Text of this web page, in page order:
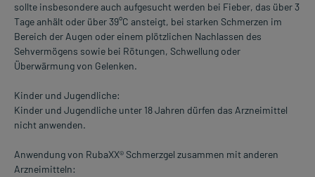
sollte insbesondere auch aufgesucht werden bei Fieber, das über 3
Tage anhält oder über 39°C ansteigt, bei starken Schmerzen im
Bereich der Augen oder einem plötzlichen Nachlassen des
Sehvermögens sowie bei Rötungen, Schwellung oder
Überwärmung von Gelenken.
Kinder und Jugendliche:
Kinder und Jugendliche unter 18 Jahren dürfen das Arzneimittel
nicht anwenden.
Anwendung von RubaXX® Schmerzgel zusammen mit anderen
Arzneimitteln: